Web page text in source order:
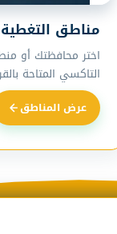
مناطق التغطية
اختر محافظتك أو
التاكسي المتاحة
عرض المناطق